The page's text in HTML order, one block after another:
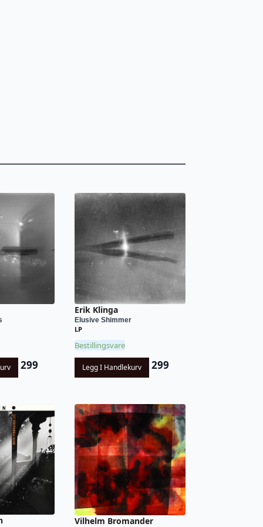
299
Erik Klinga
Elusive Shimmer
LP
Bestillingsvare
Legg I Handlekurv 299
Vilhelm Bromander